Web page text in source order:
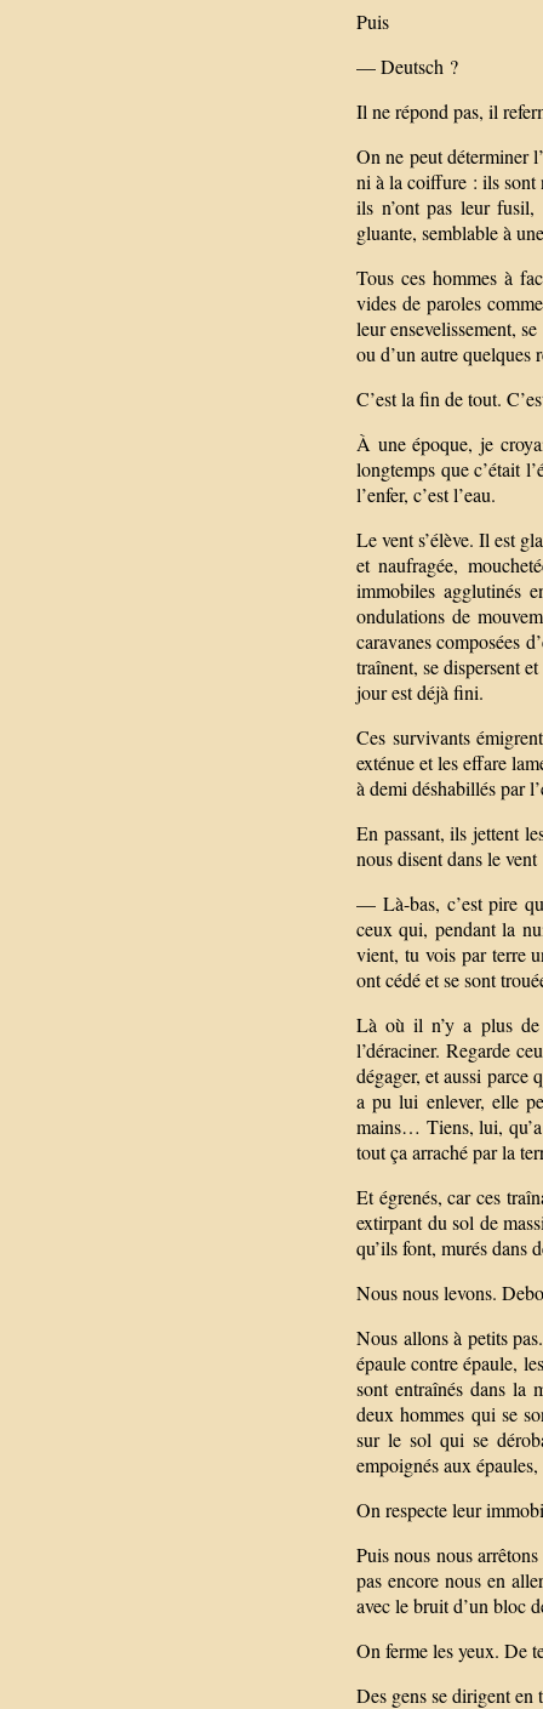
Puis
— Deutsch ?
Il ne répond pas, il
On ne peut déterminer
ni à la coiffure : ils sont
ils n’ont pas leur
gluante, semblable à
Tous ces hommes à
vides de paroles
leur ensevelissement,
ou d’un autre quelques
C’est la fin de tout.
À une époque, je
longtemps que c’était
l’enfer, c’est l’eau.
Le vent s’élève. Il est
et naufragée,
immobiles agglutinés
ondulations de
caravanes composées
traînent, se dispersent
jour est déjà fini.
Ces survivants
exténue et les effare
à demi déshabillés par
En passant, ils jettent
nous disent dans le vent
— Là-bas, c’est pire
ceux qui, pendant la
vient, tu vois par terre
ont cédé et se sont
Là où il n’y a plus
l’déraciner. Regarde
dégager, et aussi parce
a pu lui enlever, elle
mains… Tiens, lui, qu’a
tout ça arraché par la
Et égrenés, car ces
extirpant du sol de
qu’ils font, murés dans
Nous nous levons.
Nous allons à petits
épaule contre épaule,
sont entraînés dans la
deux hommes qui se
sur le sol qui se
empoignés aux
On respecte leur
Puis nous nous
pas encore nous en
avec le bruit d’un bloc
On ferme les yeux. De
Des gens se dirigent en